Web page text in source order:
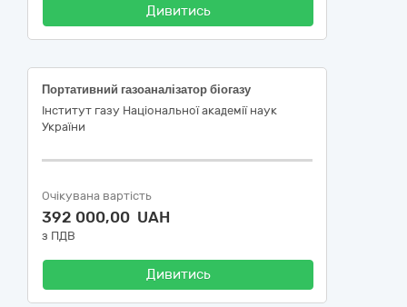
Дивитись
Портативний газоаналізатор біогазу
Інститут газу Національної академії наук
України
Очікувана вартість
392 000,00 UAH
з ПДВ
Дивитись